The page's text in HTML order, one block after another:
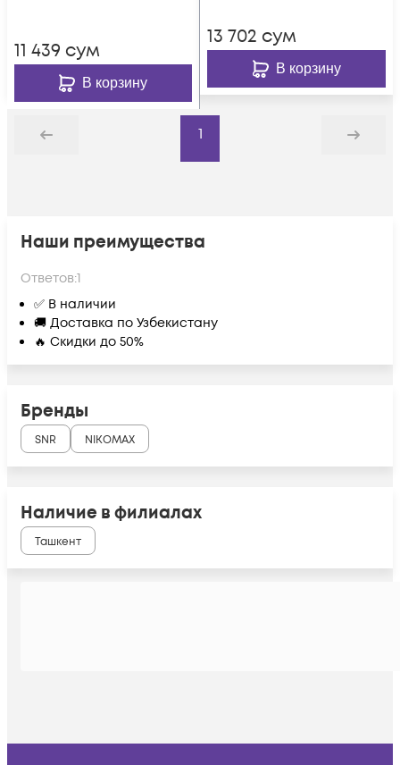
11 439 сум
В корзину
13 702 сум
В корзину
Назад
1
Дальше
Наши преимущества
Ответов:1
✅ В наличии
🚚 Доставка по Узбекистану
🔥 Скидки до 50%
Бренды
SNR NIKOMAX
Наличие в филиалах
Ташкент